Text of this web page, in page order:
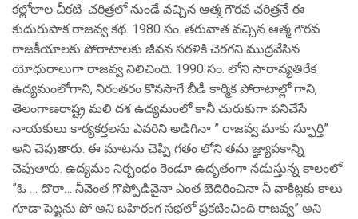
కల్లోలాల చీకటి చరిత్రలో నుండే వచ్చిన ఆత్మ గౌరవ చరిత్రనే ఈ
కుదురుపాక రాజవ్వ కథ. 1980 సం. తరువాత వచ్చిన ఆత్మ గౌరవ
రాజకీయాలకు పోరాటాలకు జీవన సరళికి చెరగని ముద్రవేసిన
యోధురాలుగా రాజవ్వ నిలిచింది. 1990 సం. లోని సారావ్యతిరేక
ఉద్యమంలోగాని, నిరంతరం కొనసాగే బీడీ కార్మిక పోరాటాల్లో గాని,
తెలంగాణరాష్ట్ర మలి దశ ఉద్యమంలో కానీ చురుకుగా పనిచేసే
నాయకులు కార్యకర్తలను ఎవరిని అడిగినా ” రాజవ్వ మాకు స్ఫూర్తి”
అని చెపుతారు. ఈ మాటను చెప్పి గతం లోని తమ జ్ఞ్యాపకాన్ని
చెపుతారు. ఉద్యమం నిర్బంధం రెండూ ఉదృతంగా నడుస్తున్న కాలంలో
”ఓ … దొరా… నీవెంత గొప్పోడివైనా ఎంత బెదిరించినా నీ వాకిట్లకు కాలు
గూడా పెట్టను పో అని బహిరంగ సభలో ప్రకటించింది రాజవ్వ” అని